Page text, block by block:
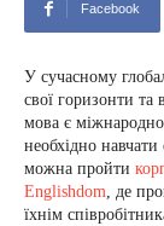
Facebook
У сучасному
свої горизонти та
мова є
необхідно
можна пройти
Englishdom, де
їхнім